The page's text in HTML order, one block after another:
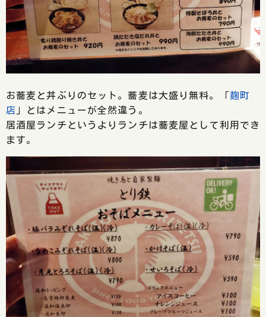
お蕎麦と丼ぶりのセット。蕎麦は大盛り無料。「麹町
店」とはメニューが全然違う。
居酒屋ランチというよりランチは蕎麦屋として利用でき
ます。